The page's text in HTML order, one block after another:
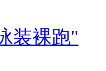
装裸跑"